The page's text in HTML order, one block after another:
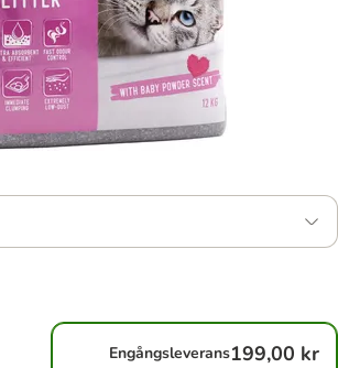
Engångsleverans199,00 kr